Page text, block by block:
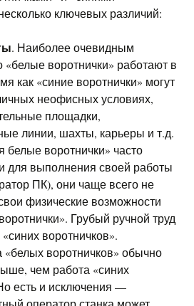
ключевых различий:
. Наиболее очевидным
«белые воротнички» работают в
как «синие воротнички» могут
неофисных условиях,
площадки,
линии, шахты, карьеры и т.д.
белые воротнички» часто
для выполнения своей работы
ПК), они чаще всего не
физические возможности
Грубый ручной труд
воротничков».
«белых воротничков» обычно
чем работа «синих
есть и исключения —